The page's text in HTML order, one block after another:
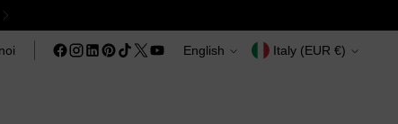
Language
English Currency Italy (EUR €)